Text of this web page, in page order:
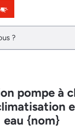
pompe à
eau {nom}